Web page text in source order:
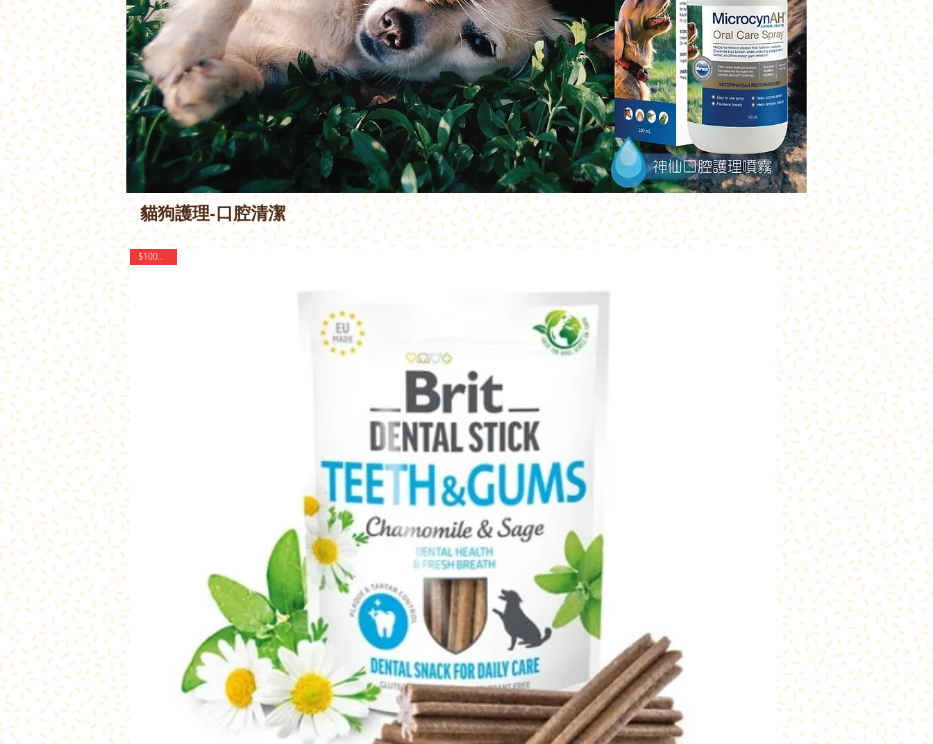
貓狗護理-口腔清潔
$100@4件